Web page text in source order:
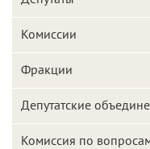
Комиссии
Фракции
Депутатские
Комиссия по